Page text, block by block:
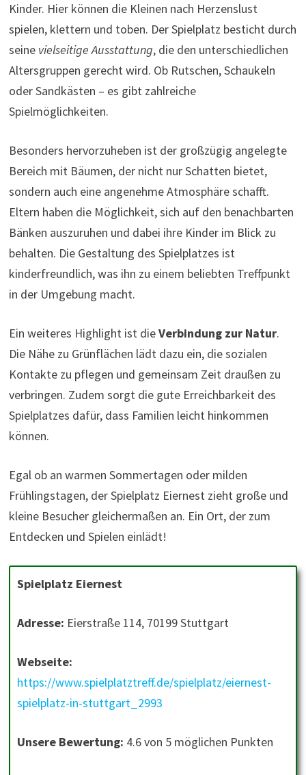
Kinder. Hier können die Kleinen nach Herzenslust
spielen, klettern und toben. Der Spielplatz besticht durch
seine vielseitige Ausstattung, die den unterschiedlichen
Altersgruppen gerecht wird. Ob Rutschen, Schaukeln
oder Sandkästen – es gibt zahlreiche
Spielmöglichkeiten.
Besonders hervorzuheben ist der großzügig angelegte
Bereich mit Bäumen, der nicht nur Schatten bietet,
sondern auch eine angenehme Atmosphäre schafft.
Eltern haben die Möglichkeit, sich auf den benachbarten
Bänken auszuruhen und dabei ihre Kinder im Blick zu
behalten. Die Gestaltung des Spielplatzes ist
kinderfreundlich, was ihn zu einem beliebten Treffpunkt
in der Umgebung macht.
Ein weiteres Highlight ist dieVerbindung zur Natur.
Die Nähe zu Grünflächen lädt dazu ein, die sozialen
Kontakte zu pflegen und gemeinsam Zeit draußen zu
verbringen. Zudem sorgt die gute Erreichbarkeit des
Spielplatzes dafür, dass Familien leicht hinkommen
können.
Egal ob an warmen Sommertagen oder milden
Frühlingstagen, der Spielplatz Eiernest zieht große und
kleine Besucher gleichermaßen an. Ein Ort, der zum
Entdecken und Spielen einlädt!
Spielplatz Eiernest
Adresse: Eierstraße 114, 70199 Stuttgart
Webseite:
https://www.spielplatztreff.de/spielplatz/eiernest-
spielplatz-in-stuttgart_2993
Unsere Bewertung: 4.6 von 5 möglichen Punkten